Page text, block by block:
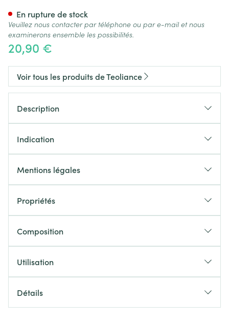
20,90 €
En rupture de stock
Veuillez nous contacter par téléphone ou par e-mail et nous
examinerons ensemble les possibilités.
Voir tous les produits de Teoliance
Description
Indication
Mentions légales
Propriétés
Composition
Utilisation
Détails